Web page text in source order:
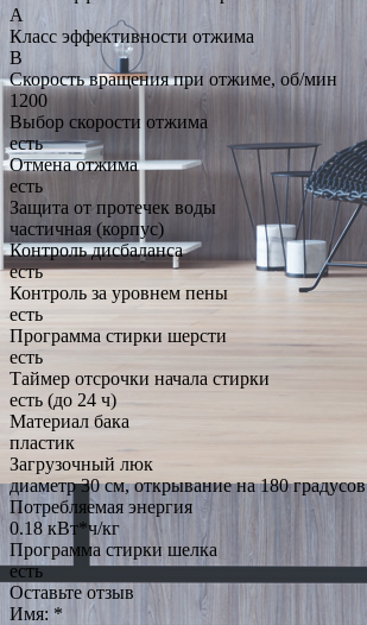
A
Класс эффективности отжима
B
Скорость вращения при отжиме, об/мин
1200
Выбор скорости отжима
есть
Отмена отжима
есть
Защита от протечек воды
частичная (корпус)
Контроль дисбаланса
есть
Контроль за уровнем пены
есть
Программа стирки шерсти
есть
Таймер отсрочки начала стирки
есть (до 24 ч)
Материал бака
пластик
Загрузочный люк
диаметр 30 см, открывание на 180 градусов
Потребляемая энергия
0.18 кВт*ч/кг
Программа стирки шелка
есть
Оставьте отзыв
Имя: *